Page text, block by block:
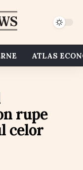
ATLAS
rupe
celor